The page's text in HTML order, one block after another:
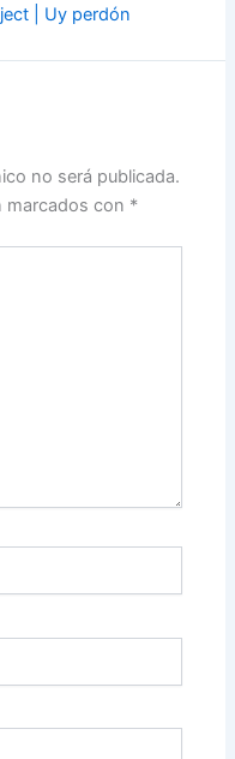
| Uy perdón
no será publicada.
marcados con *